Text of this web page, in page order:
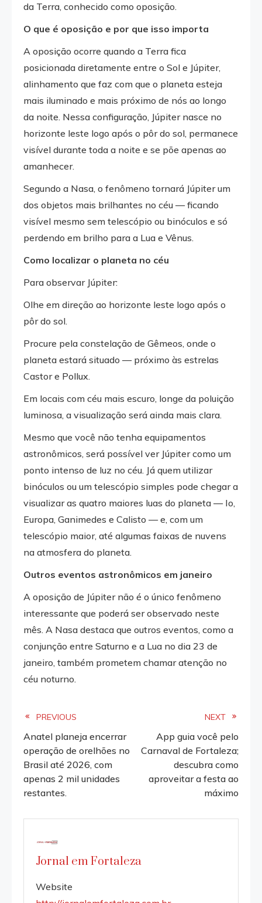
da Terra, conhecido como oposição.
O que é oposição e por que isso importa
A oposição ocorre quando a Terra fica
posicionada diretamente entre o Sol e Júpiter,
alinhamento que faz com que o planeta esteja
mais iluminado e mais próximo de nós ao longo
da noite. Nessa configuração, Júpiter nasce no
horizonte leste logo após o pôr do sol, permanece
visível durante toda a noite e se põe apenas ao
amanhecer.
Segundo a Nasa, o fenômeno tornará Júpiter um
dos objetos mais brilhantes no céu — ficando
visível mesmo sem telescópio ou binóculos e só
perdendo em brilho para a Lua e Vênus.
Como localizar o planeta no céu
Para observar Júpiter:
Olhe em direção ao horizonte leste logo após o
pôr do sol.
Procure pela constelação de Gêmeos, onde o
planeta estará situado — próximo às estrelas
Castor e Pollux.
Em locais com céu mais escuro, longe da poluição
luminosa, a visualização será ainda mais clara.
Mesmo que você não tenha equipamentos
astronômicos, será possível ver Júpiter como um
ponto intenso de luz no céu. Já quem utilizar
binóculos ou um telescópio simples pode chegar a
visualizar as quatro maiores luas do planeta — Io,
Europa, Ganimedes e Calisto — e, com um
telescópio maior, até algumas faixas de nuvens
na atmosfera do planeta.
Outros eventos astronômicos em janeiro
A oposição de Júpiter não é o único fenômeno
interessante que poderá ser observado neste
mês. A Nasa destaca que outros eventos, como a
conjunção entre Saturno e a Lua no dia 23 de
janeiro, também prometem chamar atenção no
céu noturno.
Read
more
articles
PREVIOUS
Anatel planeja encerrar
operação de orelhões no
Brasil até 2026, com
apenas 2 mil unidades
restantes.
NEXT
App guia você pelo
Carnaval de Fortaleza;
descubra como
aproveitar a festa ao
máximo
Jornal em Fortaleza
Website